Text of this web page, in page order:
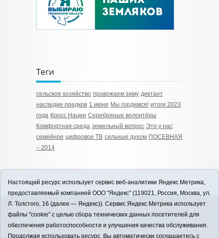
Теги
сельское хозяйство провожаем зиму диктант
наследие предков 1 июня Мы гордимся! итоги 2023
года Кросс Нации Серебряные волонтёры
Комфортная среда земельный вопрос Это у нас
семейное цифровое ТВ сильные духом ПОСЕВНАЯ
– 2014
12+
ЗАВОДОУКОВСК online / Новости
Заводоуковского муниципального округа, 2026
Настоящий ресурс использует сервис веб-аналитики Яндекс.Метрика,
предоставляемый компанией ООО "Яндекс" (119021, Россия, Москва, ул.
Л. Толстого, 16 (далее — Яндекс)). Сервис Яндекс.Метрика использует
файлы "cookie" с целью сбора технических данных посетителей для
обеспечения работоспособности и улучшения качества обслуживания.
Продолжая использовать ресурс, Вы автоматически соглашаетесь с